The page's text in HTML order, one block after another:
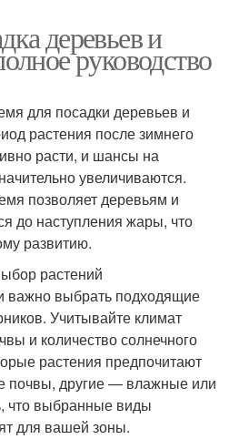
деревьев и
руководство
для посадки деревьев и
растения после зимнего
расти, и шансы на
увеличиваются.
позволяет деревьям и
до наступления жары, что
развитию.
растений
важно выбрать подходящие
Учитывайте климат
и количество солнечного
растения предпочитают
почвы, другие — влажные или
что выбранные виды
для вашей зоны.